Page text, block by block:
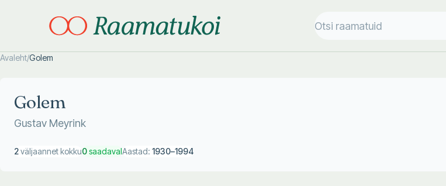
Avaleht/Golem
Golem
Gustav Meyrink
2väljaannet kokku0saadavalAastad: 1930–1994